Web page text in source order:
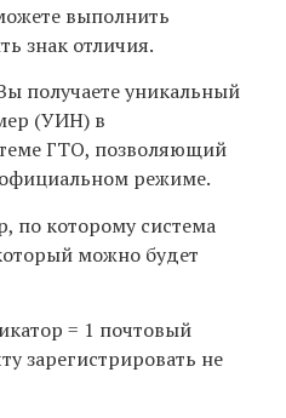
выполнить
знак отличия.
получаете уникальный
(УИН) в
ГТО, позволяющий
режиме.
по которому система
можно будет
= 1 почтовый
зарегистрировать не